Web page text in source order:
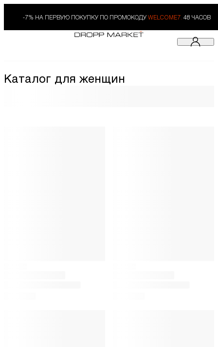
-7% НА ПЕРВУЮ ПОКУПКУ ПО ПРОМОКОДУ WELCOME7. 48 ЧАСОВ
Каталог для женщин